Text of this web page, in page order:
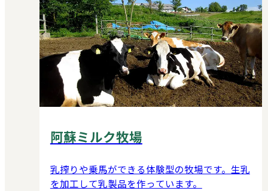
阿蘇ミルク牧場
乳搾りや乗馬ができる体験型の牧場です。生乳
を加工して乳製品を作っています。